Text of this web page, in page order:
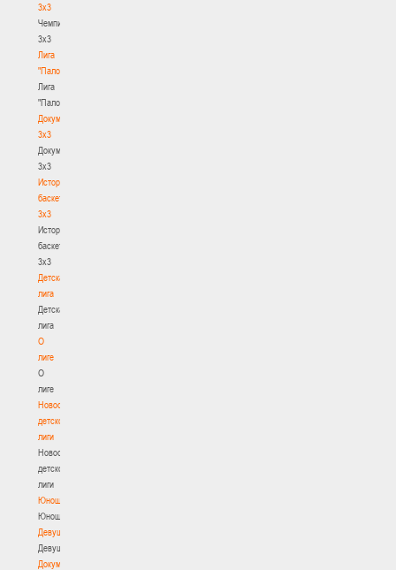
3х3
Чемпионат
3х3
Лига
"Палова"
Лига
"Палова"
Документы
3х3
Документы
3х3
История
баскетбола
3х3
История
баскетбола
3х3
Детская
лига
Детская
лига
О
лиге
О
лиге
Новости
детской
лиги
Новости
детской
лиги
Юноши
Юноши
Девушки
Девушки
Документы